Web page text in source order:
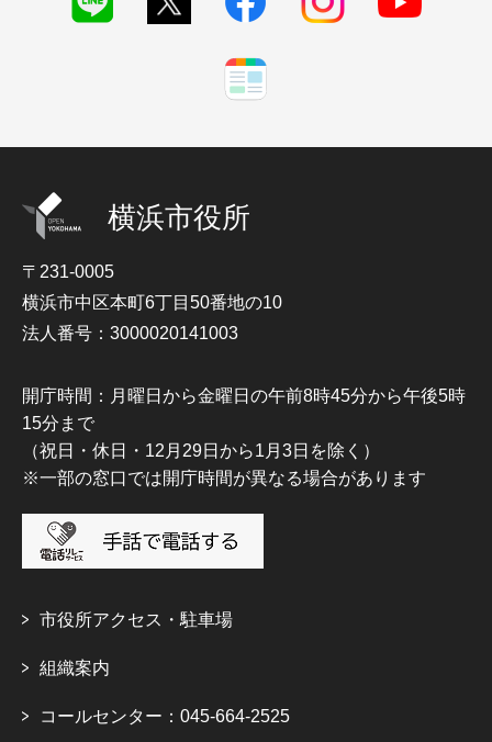
横浜市役所
〒231-0005
横浜市中区本町6丁目50番地の10
法人番号：3000020141003
開庁時間：月曜日から金曜日の午前8時45分から午後5時
15分まで
（祝日・休日・12月29日から1月3日を除く）
※一部の窓口では開庁時間が異なる場合があります
市役所アクセス・駐車場
組織案内
コールセンター：045-664-2525